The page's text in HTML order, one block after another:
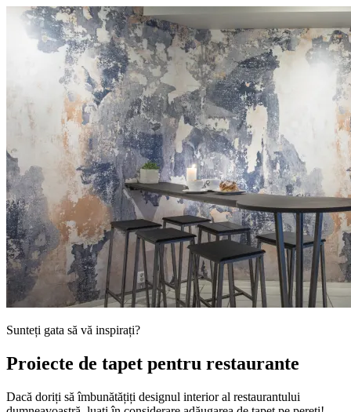
Sunteți gata să vă inspirați?
Proiecte de tapet pentru restaurante
Dacă doriți să îmbunătățiți designul interior al restaurantului